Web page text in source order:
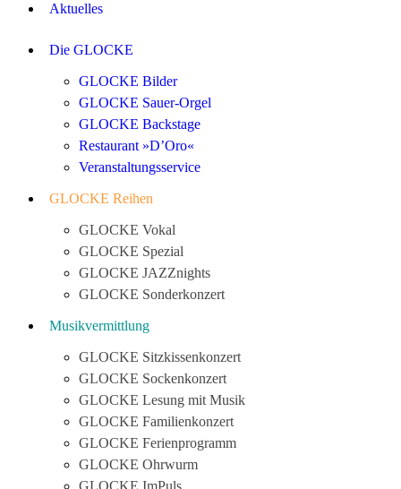
Aktuelles
Die GLOCKE
GLOCKE Bilder
GLOCKE Sauer-Orgel
GLOCKE Backstage
Restaurant »D’Oro«
Veranstaltungsservice
GLOCKE Reihen
GLOCKE Vokal
GLOCKE Spezial
GLOCKE JAZZnights
GLOCKE Sonderkonzert
Musikvermittlung
GLOCKE Sitzkissenkonzert
GLOCKE Sockenkonzert
GLOCKE Lesung mit Musik
GLOCKE Familienkonzert
GLOCKE Ferienprogramm
GLOCKE Ohrwurm
GLOCKE ImPuls